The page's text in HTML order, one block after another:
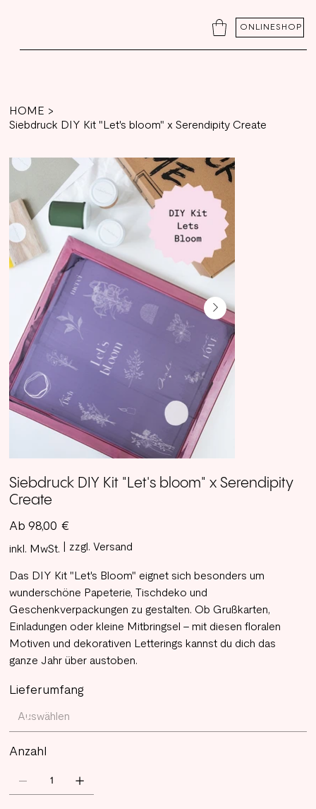
ONLINESHOP
HOME >
Siebdruck DIY Kit "Let's bloom" x Serendipity Create
Siebdruck DIY Kit "Let's bloom" x Serendipity
Create
Ab Preis
98,00 €
inkl. MwSt. zzgl. Versand
Das DIY Kit "Let's Bloom" eignet sich besonders um
wunderschöne Papeterie, Tischdeko und
Geschenkverpackungen zu gestalten. Ob Grußkarten,
Einladungen oder kleine Mitbringsel - mit diesen floralen
Motiven und dekorativen Letterings kannst du dich das
ganze Jahr über austoben.
Lieferumfang
Anzahl